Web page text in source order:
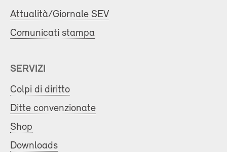
Attualità/Giornale SEV
Comunicati stampa
SERVIZI
Colpi di diritto
Ditte convenzionate
Shop
Downloads